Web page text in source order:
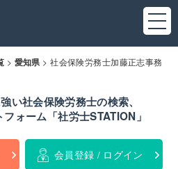
> 愛知県 >社会保険労務士加藤正志事務
い社会保険労務士の検索、
ォーム「社労士STATION」
会員登録 / ログイン